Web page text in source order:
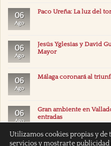
06
Ago
Paco Ureña: La luz del
06
Ago
Jesús Yglesias y David
Mayor
06
Ago
Málaga coronará al
06
Ago
Gran ambiente en
entradas
Utilizamos cookies propias y
servicios y mostrarte